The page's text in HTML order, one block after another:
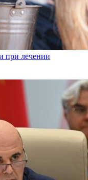
при лечении